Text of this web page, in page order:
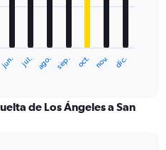
jun. jul. ago. sep. oct. nov. dic.
de Los Ángeles a San